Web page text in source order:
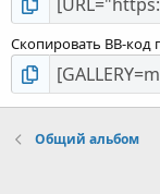
Скопировать BB-код
Общий альбом